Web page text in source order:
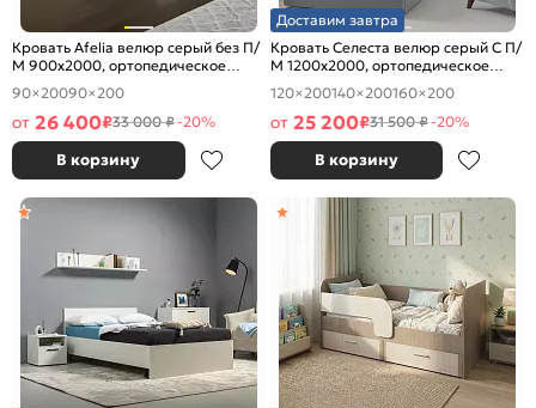
Кровать Afelia велюр серый без П/
М 900x2000, ортопедическое
основание, изголовье мягкое
90×20090×200
от 26 400₽33 000 ₽-20%
В корзину
Доставим завтра
Кровать Селеста велюр серый С П/
М 1200x2000, ортопедическое
основание, изголовье мягкое
120×200140×200160×200
от 25 200₽31 500 ₽-20%
В корзину